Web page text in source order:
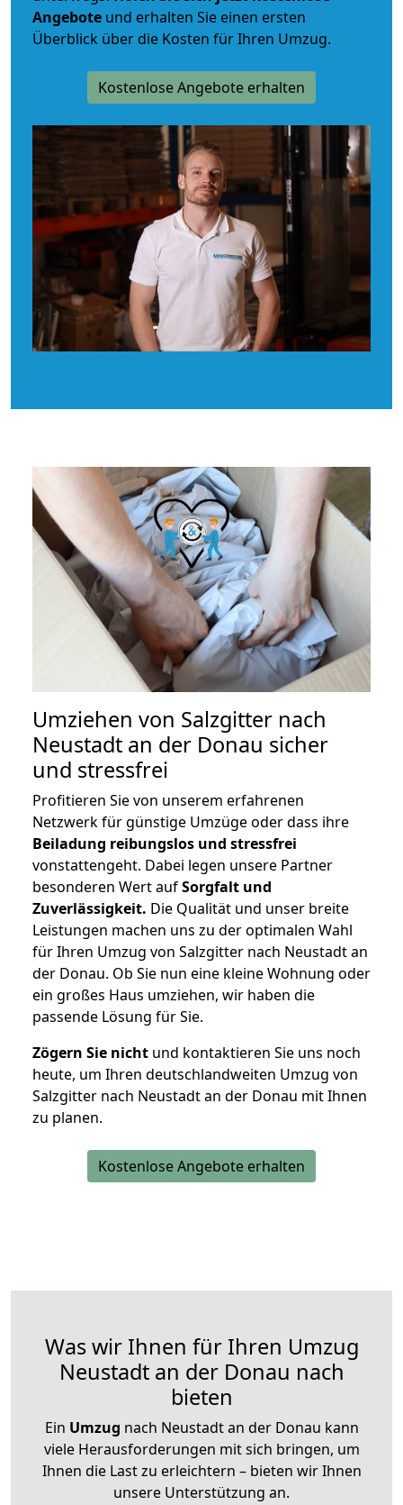
Angebote und erhalten Sie einen ersten
Überblick über die Kosten für Ihren Umzug.
Kostenlose Angebote erhalten
Umziehen von Salzgitter nach
Neustadt an der Donau sicher
und stressfrei
Profitieren Sie von unserem erfahrenen
Netzwerk für günstige Umzüge oder dass ihre
Beiladung reibungslos und stressfrei
vonstattengeht. Dabei legen unsere Partner
besonderen Wert aufSorgfalt und
Zuverlässigkeit. Die Qualität und unser breite
Leistungen machen uns zu der optimalen Wahl
für Ihren Umzug von Salzgitter nach Neustadt an
der Donau. Ob Sie nun eine kleine Wohnung oder
ein großes Haus umziehen, wir haben die
passende Lösung für Sie.
Zögern Sie nicht und kontaktieren Sie uns noch
heute, um Ihren deutschlandweiten Umzug von
Salzgitter nach Neustadt an der Donau mit Ihnen
zu planen.
Kostenlose Angebote erhalten
Was wir Ihnen für Ihren Umzug
Neustadt an der Donau nach
bieten
Ein Umzug nach Neustadt an der Donau kann
viele Herausforderungen mit sich bringen, um
Ihnen die Last zu erleichtern – bieten wir Ihnen
unsere Unterstützung an.